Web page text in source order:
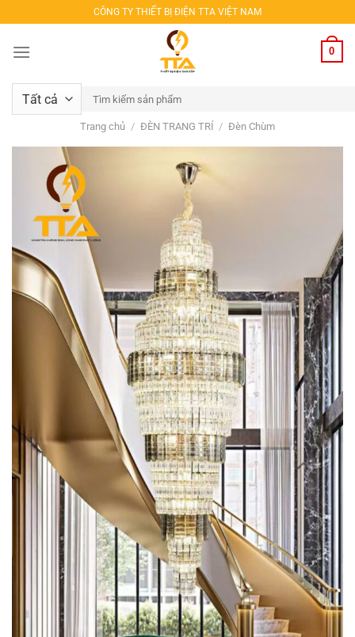
qua
nội
CÔNG TY THIẾT BỊ ĐIỆN TTA VIỆT NAM
0
Tìm
kiếm:
Trang chủ / ĐÈN TRANG TRÍ / Đèn Chùm